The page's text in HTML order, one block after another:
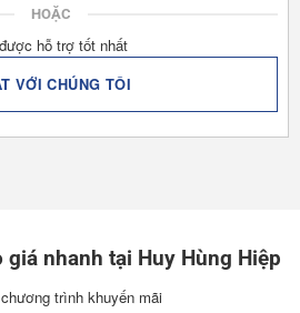
HOẶC
hỗ trợ tốt nhất
VỚI CHÚNG TÔI
nhanh tại Huy Hùng Hiệp
trình khuyến mãi